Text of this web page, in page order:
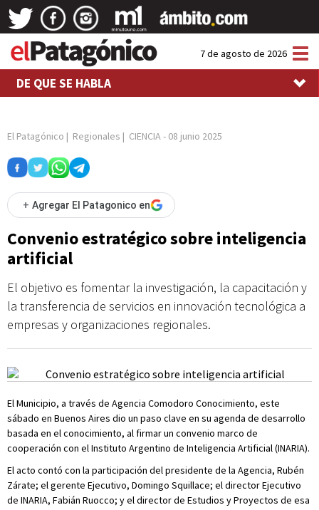
7 de agosto de 2026
DE QUE SE HABLA
El Patagónico | Regionales | CIENCIA- 08 junio 2025
+ Agregar El Patagonico en
Convenio estratégico sobre inteligencia
artificial
El objetivo es fomentar la investigación, la capacitación y
la transferencia de servicios en innovación tecnológica a
empresas y organizaciones regionales.
El Municipio, a través de Agencia Comodoro Conocimiento, este
sábado en Buenos Aires dio un paso clave en su agenda de desarrollo
basada en el conocimiento, al firmar un convenio marco de
cooperación con el Instituto Argentino de Inteligencia Artificial (INARIA).
El acto contó con la participación del presidente de la Agencia, Rubén
Zárate; el gerente Ejecutivo, Domingo Squillace; el director Ejecutivo
de INARIA, Fabián Ruocco; y el director de Estudios y Proyectos de esa